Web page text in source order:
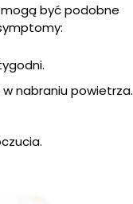
mogą być podobne
nabraniu powietrza.